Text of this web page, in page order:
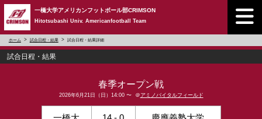
一橋大学アメリカンフットボール部CRIMSON
Hitotsubashi Univ. Americanfootball Team
ホーム 試合日程・結果 試合日程・結果詳細
試合日程・結果
春季オープン戦
2026年6月21日（日）14:00 〜 ＠ アミノバイタルフィールド